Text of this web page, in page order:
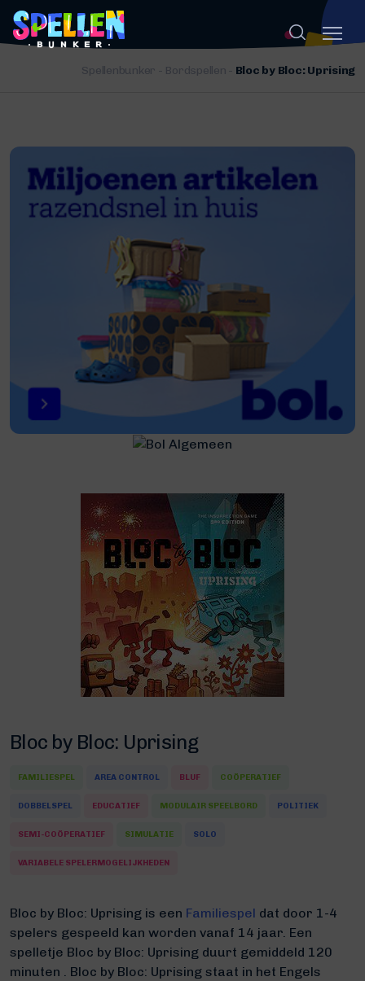
Spellenbunker - Bordspellen - Bloc by Bloc: Uprising
Bloc by Bloc: Uprising
FAMILIESPEL AREA CONTROL BLUF COÖPERATIEF
DOBBELSPEL EDUCATIEF MODULAIR SPEELBORD POLITIEK
SEMI-COÖPERATIEF SIMULATIE SOLO
VARIABELE SPELERMOGELIJKHEDEN
Bloc by Bloc: Uprising is een Familiespel dat door 1-4
spelers gespeeld kan worden vanaf 14 jaar. Een
spelletje Bloc by Bloc: Uprising duurt gemiddeld 120
minuten . Bloc by Bloc: Uprising staat in het Engels